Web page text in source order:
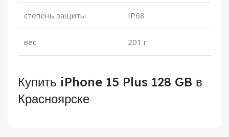
степень защиты IP68
вес 201 г
Купить iPhone 15 Plus 128 GB в
Красноярске